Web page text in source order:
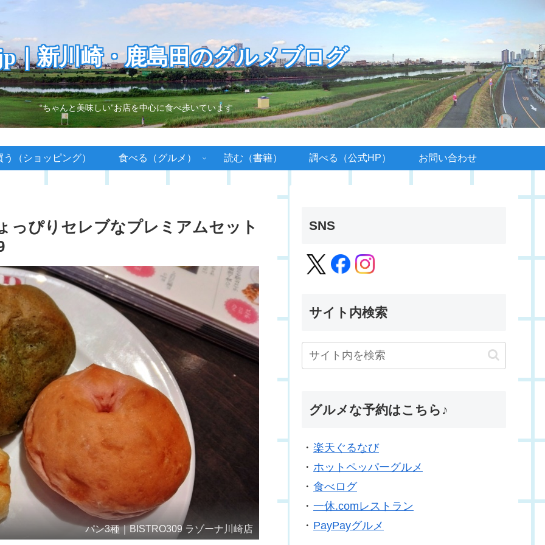
｜新川崎・鹿島田のグルメブログ
“ちゃんと美味しい”お店を中心に食べ歩いています
う（ショッピング） 食べる（グルメ） 読む（書籍） 調べる（公式HP） お問い合わせ
っぴりセレブなプレミアムセット
パン3種｜BISTRO309 ラゾーナ川崎店
SNS
サイト内検索
グルメな予約はこちら♪
・ 楽天ぐるなび
・ ホットペッパーグルメ
・ 食べログ
・ 一休.comレストラン
・ PayPayグルメ